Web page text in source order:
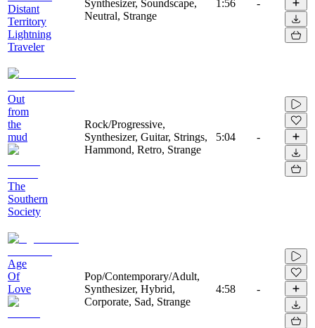
Distant
Territory
Lightning
Traveler
Synthesizer, Soundscape,
Neutral, Strange
1:56 -
Out
from
the
mud
The
Southern
Society
Rock/Progressive,
Synthesizer, Guitar, Strings,
Hammond, Retro, Strange
5:04 -
Age
Of
Love
Pop/Contemporary/Adult,
Synthesizer, Hybrid,
Corporate, Sad, Strange
4:58 -